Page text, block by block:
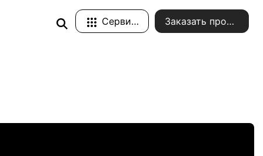
Сервисы Заказать проект